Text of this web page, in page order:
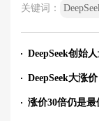
关键词：
DeepSeek创始
DeepSeek大涨
涨价30倍仍是最